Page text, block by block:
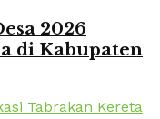
2026
di Kabupaten